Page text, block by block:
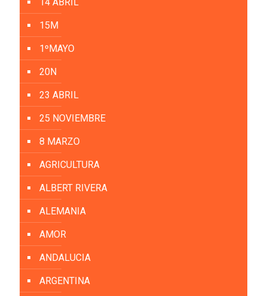
15M
1ºMAYO
20N
23 ABRIL
25 NOVIEMBRE
8 MARZO
AGRICULTURA
ALBERT RIVERA
ALEMANIA
AMOR
ANDALUCIA
ARGENTINA